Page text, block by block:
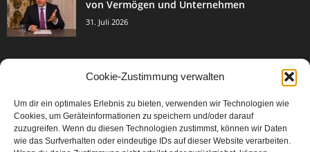
Cookie-Zustimmung verwalten
Um dir ein optimales Erlebnis zu bieten, verwenden wir Technologien wie
Cookies, um Geräteinformationen zu speichern und/oder darauf
zuzugreifen. Wenn du diesen Technologien zustimmst, können wir Daten
wie das Surfverhalten oder eindeutige IDs auf dieser Website verarbeiten.
von Vermögen und Unternehmen
31. Juli 2026
Events & Success 3003
Breaking News 2067